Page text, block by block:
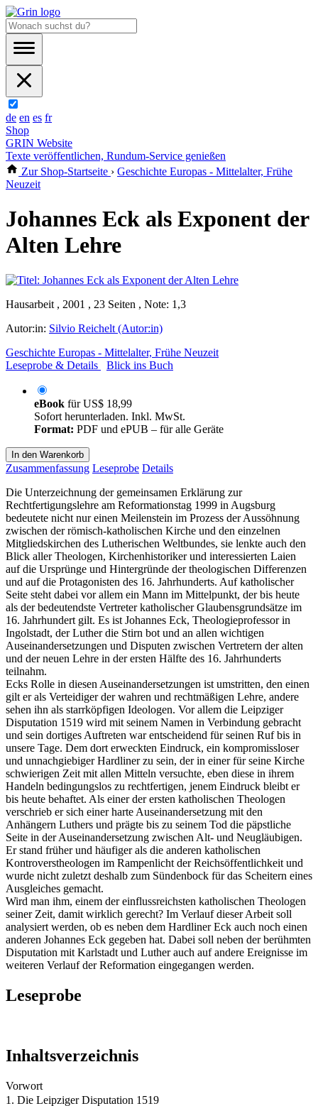
de en es fr
Shop
GRIN Website
Texte veröffentlichen, Rundum-Service genießen
Zur Shop-Startseite › Geschichte Europas - Mittelalter, Frühe
Neuzeit
Johannes Eck als Exponent der
Alten Lehre
Hausarbeit , 2001 , 23 Seiten , Note: 1,3
Autor:in: Silvio Reichelt (Autor:in)
Geschichte Europas - Mittelalter, Frühe Neuzeit
Leseprobe & Details
Blick ins Buch
eBook fürUS$ 18,99
Sofort herunterladen. Inkl. MwSt.
Format: PDF und ePUB – für alle Geräte
In den Warenkorb
Zusammenfassung Leseprobe Details
Die Unterzeichnung der gemeinsamen Erklärung zur
Rechtfertigungslehre am Reformationstag 1999 in Augsburg
bedeutete nicht nur einen Meilenstein im Prozess der Aussöhnung
zwischen der römisch-katholischen Kirche und den einzelnen
Mitgliedskirchen des Lutherischen Weltbundes, sie lenkte auch den
Blick aller Theologen, Kirchenhistoriker und interessierten Laien
auf die Ursprünge und Hintergründe der theologischen Differenzen
und auf die Protagonisten des 16. Jahrhunderts. Auf katholischer
Seite steht dabei vor allem ein Mann im Mittelpunkt, der bis heute
als der bedeutendste Vertreter katholischer Glaubensgrundsätze im
16. Jahrhundert gilt. Es ist Johannes Eck, Theologieprofessor in
Ingolstadt, der Luther die Stirn bot und an allen wichtigen
Auseinandersetzungen und Disputen zwischen Vertretern der alten
und der neuen Lehre in der ersten Hälfte des 16. Jahrhunderts
teilnahm.
Ecks Rolle in diesen Auseinandersetzungen ist umstritten, den einen
gilt er als Verteidiger der wahren und rechtmäßigen Lehre, andere
sehen ihn als starrköpfigen Ideologen. Vor allem die Leipziger
Disputation 1519 wird mit seinem Namen in Verbindung gebracht
und sein dortiges Auftreten war entscheidend für seinen Ruf bis in
unsere Tage. Dem dort erweckten Eindruck, ein kompromissloser
und unnachgiebiger Hardliner zu sein, der in einer für seine Kirche
schwierigen Zeit mit allen Mitteln versuchte, eben diese in ihrem
Handeln bedingungslos zu rechtfertigen, jenem Eindruck bleibt er
bis heute behaftet. Als einer der ersten katholischen Theologen
verschrieb er sich einer harte Auseinandersetzung mit den
Anhängern Luthers und prägte bis zu seinem Tod die päpstliche
Seite in der Auseinandersetzung zwischen Alt- und Neugläubigen.
Er stand früher und häufiger als die anderen katholischen
Kontroverstheologen im Rampenlicht der Reichsöffentlichkeit und
wurde nicht zuletzt deshalb zum Sündenbock für das Scheitern eines
Ausgleiches gemacht.
Wird man ihm, einem der einflussreichsten katholischen Theologen
seiner Zeit, damit wirklich gerecht? Im Verlauf dieser Arbeit soll
analysiert werden, ob es neben dem Hardliner Eck auch noch einen
anderen Johannes Eck gegeben hat. Dabei soll neben der berühmten
Disputation mit Karlstadt und Luther auch auf andere Ereignisse im
weiteren Verlauf der Reformation eingegangen werden.
Leseprobe
Inhaltsverzeichnis
Vorwort
1. Die Leipziger Disputation 1519